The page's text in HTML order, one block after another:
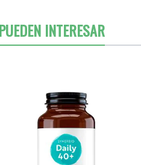
INTERESAR